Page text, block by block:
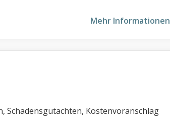
Mehr Informationen
Schadensgutachten, Kostenvoranschlag